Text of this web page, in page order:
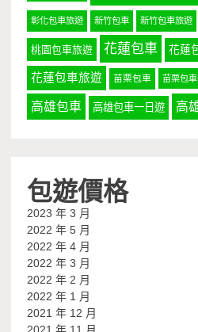
彰化包車旅遊 新竹包車 新竹包車旅遊
桃園包車旅遊 花蓮包車 花蓮
花蓮包車旅遊 苗栗包車 苗栗包
高雄包車 高雄包車一日遊 高
包遊價格
2023 年 3 月
2022 年 5 月
2022 年 4 月
2022 年 3 月
2022 年 2 月
2022 年 1 月
2021 年 12 月